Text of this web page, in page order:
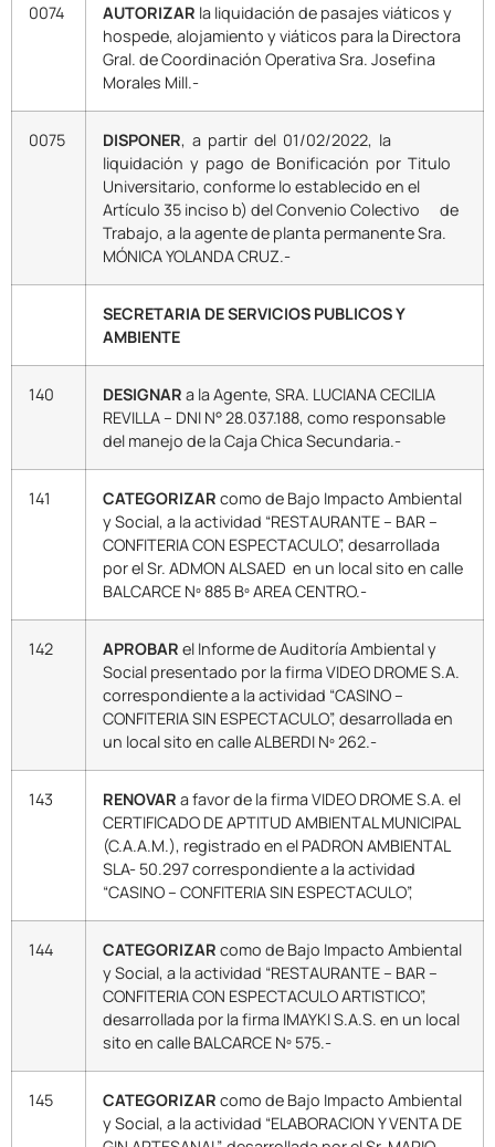
0074 AUTORIZAR la liquidación de pasajes viáticos y
hospede, alojamiento y viáticos para la Directora
Gral. de Coordinación Operativa Sra. Josefina
Morales Mill.-
0075 DISPONER, a partir del 01/02/2022, la
liquidación y pago de Bonificación por Titulo
Universitario, conforme lo establecido en el
Artículo 35 inciso b) del Convenio Colectivo de
Trabajo, a la agente de planta permanente Sra.
MÓNICA YOLANDA CRUZ.-
SECRETARIA DE SERVICIOS PUBLICOS Y
AMBIENTE
140 DESIGNAR a la Agente, SRA. LUCIANA CECILIA
REVILLA – DNI N° 28.037.188, como responsable
del manejo de la Caja Chica Secundaria.-
141 CATEGORIZAR como de Bajo Impacto Ambiental
y Social, a la actividad “RESTAURANTE – BAR –
CONFITERIA CON ESPECTACULO”, desarrollada
por el Sr. ADMON ALSAED en un local sito en calle
BALCARCE Nº 885 Bº AREA CENTRO.-
142 APROBAR el Informe de Auditoría Ambiental y
Social presentado por la firma VIDEO DROME S.A.
correspondiente a la actividad “CASINO –
CONFITERIA SIN ESPECTACULO”, desarrollada en
un local sito en calle ALBERDI Nº 262.-
143 RENOVAR a favor de la firma VIDEO DROME S.A. el
CERTIFICADO DE APTITUD AMBIENTAL MUNICIPAL
(C.A.A.M.), registrado en el PADRON AMBIENTAL
SLA- 50.297 correspondiente a la actividad
“CASINO – CONFITERIA SIN ESPECTACULO”,
144 CATEGORIZAR como de Bajo Impacto Ambiental
y Social, a la actividad “RESTAURANTE – BAR –
CONFITERIA CON ESPECTACULO ARTISTICO”,
desarrollada por la firma IMAYKI S.A.S. en un local
sito en calle BALCARCE Nº 575.-
145 CATEGORIZAR como de Bajo Impacto Ambiental
y Social, a la actividad “ELABORACION Y VENTA DE